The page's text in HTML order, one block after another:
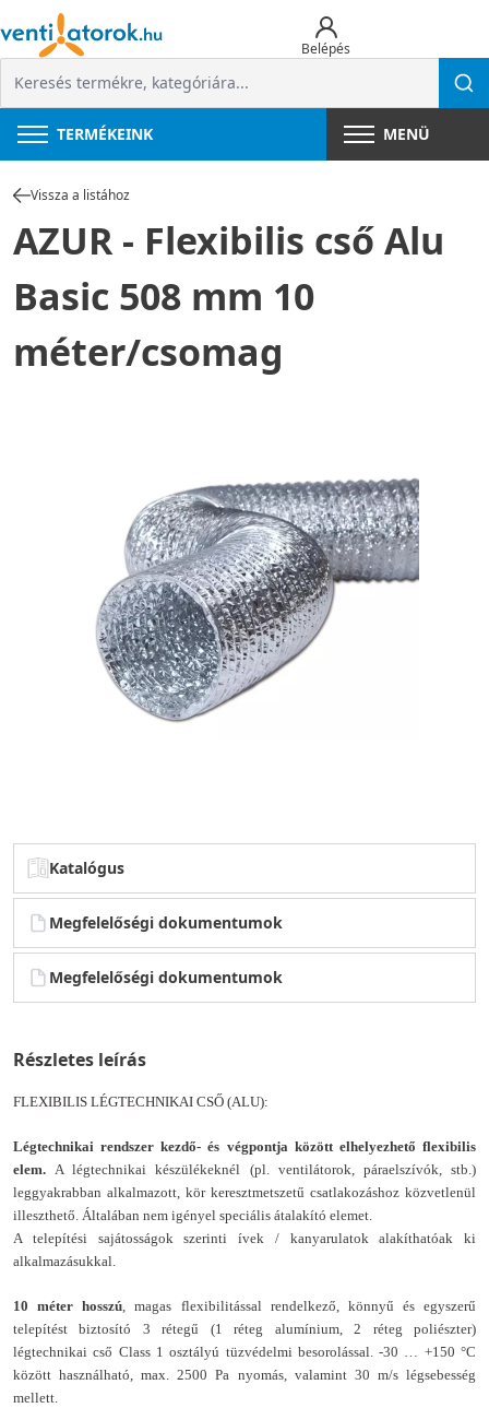
Belépés
TERMÉKEINK MENÜ
Vissza a listához
AZUR - Flexibilis cső Alu
Basic 508 mm 10
méter/csomag
Katalógus
Megfelelőségi dokumentumok
Megfelelőségi dokumentumok
Részletes leírás
FLEXIBILIS LÉGTECHNIKAI CSŐ (ALU):
Légtechnikai rendszer kezdő- és végpontja között elhelyezhető flexibilis
elem.A légtechnikai készülékeknél (pl. ventilátorok, páraelszívók, stb.)
leggyakrabban alkalmazott, kör keresztmetszetű csatlakozáshoz közvetlenül
illeszthető. Általában nem igényel speciális átalakító elemet.
A telepítési sajátosságok szerinti ívek / kanyarulatok alakíthatóak ki
alkalmazásukkal.
10 méter hosszú, magas flexibilitással rendelkező, könnyű és egyszerű
telepítést biztosító 3 rétegű (1 réteg alumínium, 2 réteg poliészter)
légtechnikai cső Class 1 osztályú tüzvédelmi besorolással.-30 … +150 °C
között használható, max. 2500 Pa nyomás, valamint 30 m/s légsebesség
mellett.